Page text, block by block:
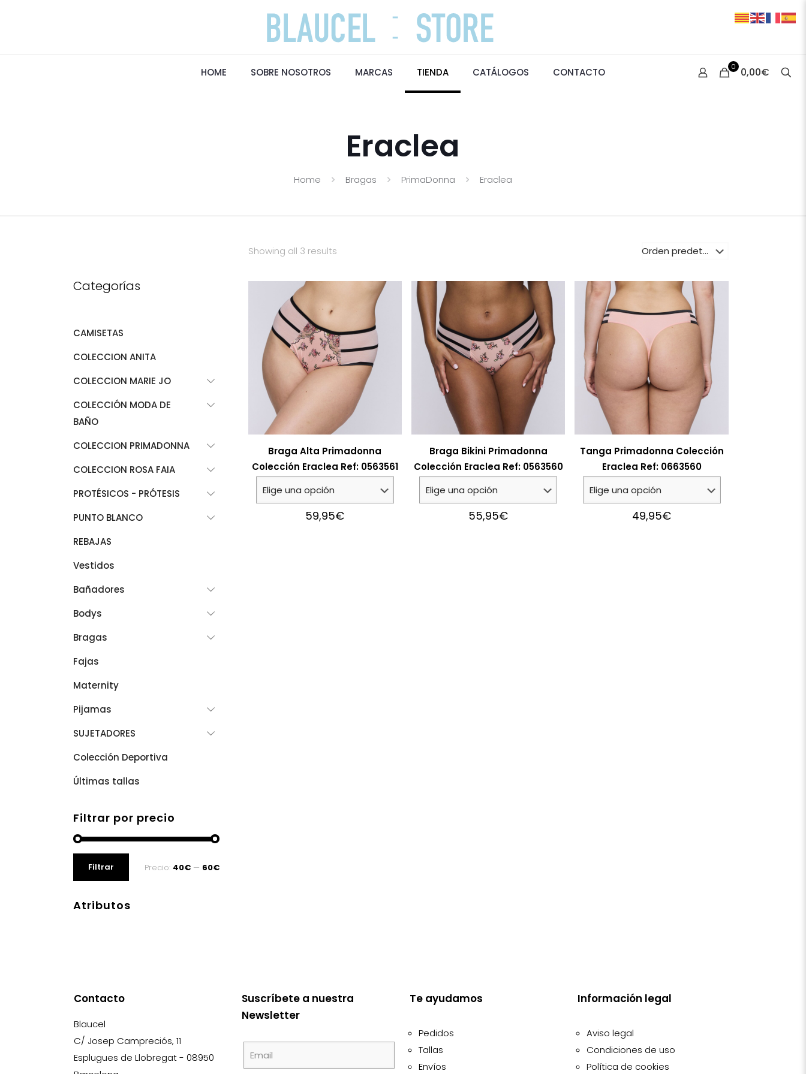
HOME SOBRE NOSOTROS MARCAS TIENDA CATÁLOGOS CONTACTO 0 0,00€
Eraclea
Home Bragas PrimaDonna Eraclea
Showing all 3 results
Braga Alta Primadonna
Colección Eraclea Ref: 0563561
59,95€
Braga Bikini Primadonna
Colección Eraclea Ref: 0563560
55,95€
Tanga Primadonna Colección
Eraclea Ref: 0663560
49,95€
Categorías
CAMISETAS
COLECCION ANITA
COLECCION MARIE JO
COLECCIÓN MODA DE
BAÑO
COLECCION PRIMADONNA
COLECCION ROSA FAIA
PROTÉSICOS - PRÓTESIS
PUNTO BLANCO
REBAJAS
Vestidos
Bañadores
Bodys
Bragas
Fajas
Maternity
Pijamas
SUJETADORES
Colección Deportiva
Últimas tallas
Filtrar por precio
Filtrar Precio: 40€ — 60€
Atributos
Contacto
Blaucel
C/ Josep Campreciós, 11
Esplugues de Llobregat - 08950
Suscríbete a nuestra
Newsletter
Te ayudamos
Pedidos
Tallas
Envíos
Información legal
Aviso legal
Condiciones de uso
Política de cookies